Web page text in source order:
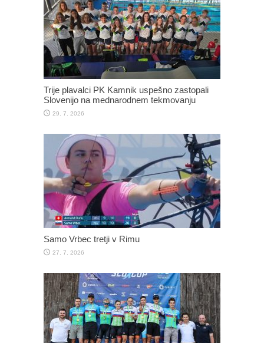
Trije plavalci PK Kamnik uspešno zastopali
Slovenijo na mednarodnem tekmovanju
29. 7. 2026
Samo Vrbec tretji v Rimu
27. 7. 2026